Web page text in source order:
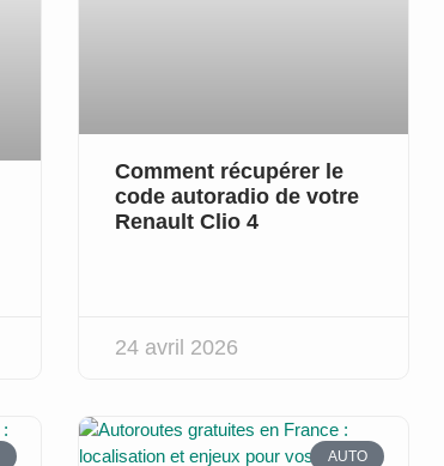
Comment récupérer le
code autoradio de votre
Renault Clio 4
24 avril 2026
AUTO